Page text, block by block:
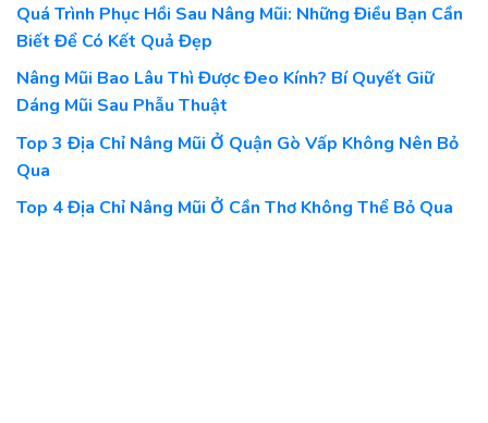
Quá Trình Phục Hồi Sau Nâng Mũi: Những Điều Bạn Cần
Biết Để Có Kết Quả Đẹp
Nâng Mũi Bao Lâu Thì Được Đeo Kính? Bí Quyết Giữ
Dáng Mũi Sau Phẫu Thuật
Top 3 Địa Chỉ Nâng Mũi Ở Quận Gò Vấp Không Nên Bỏ
Qua
Top 4 Địa Chỉ Nâng Mũi Ở Cần Thơ Không Thể Bỏ Qua